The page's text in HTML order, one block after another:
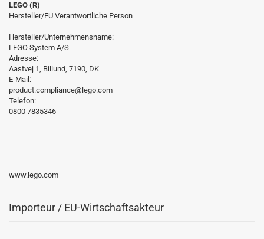
LEGO (R)
Hersteller/EU Verantwortliche Person
Hersteller/Unternehmensname:
LEGO System A/S
Adresse:
Aastvej 1, Billund, 7190, DK
E-Mail:
product.compliance@lego.com
Telefon:
0800 7835346
www.lego.com
Importeur / EU-Wirtschaftsakteur